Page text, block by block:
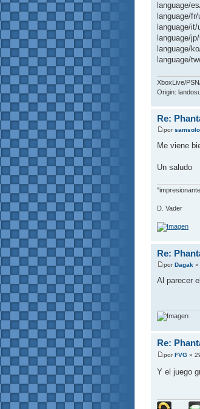
language/
language/
language/
language/
language/
language/
XboxLive/
Origin:
Re:
porsamsolo
Me viene
Un saludo
D. Vader
Re:
por Dagak »
Al parecer
Re:
porFVG »
Y el juego